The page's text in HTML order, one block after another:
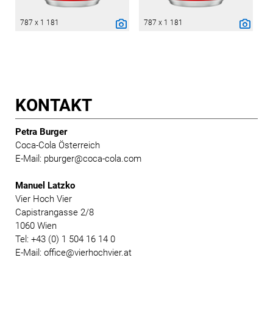
787 x 1 181 787 x 1 181
KONTAKT
Petra Burger
Coca-Cola Österreich
E-Mail: pburger@coca-cola.com
Manuel Latzko
Vier Hoch Vier
Capistrangasse 2/8
1060 Wien
Tel: +43 (0) 1 504 16 14 0
E-Mail: office@vierhochvier.at